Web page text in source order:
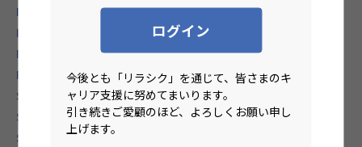
ログイン
今後とも「リラシク」を通じて、皆さまのキ
ャリア支援に努めてまいります。
引き続きご愛顧のほど、よろしくお願い申し
上げます。
R
React
React Native
RPA(Biz Robo)
RPA(UiPath)
RPA(WinActor)
Ruby on Rails
Rust
Salesforce
SAP
Scala
Seasar2
Sketch